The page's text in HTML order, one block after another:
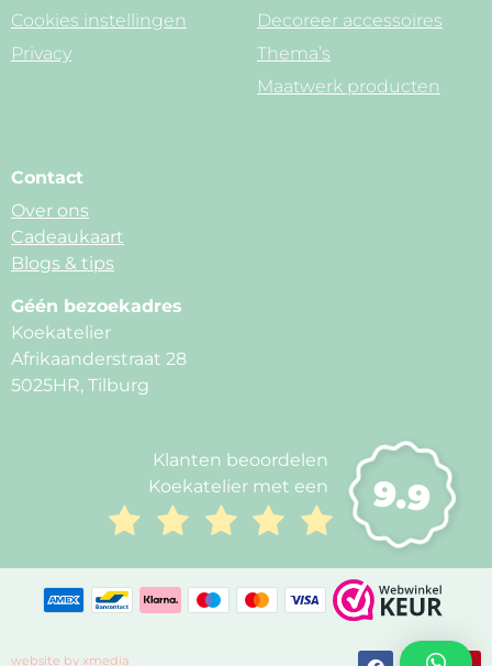
Cookies instellingen
Privacy
Decoreer accessoires
Thema’s
Maatwerk producten
Contact
Over ons
Cadeaukaart
Blogs & tips
Géén bezoekadres
Koekatelier
Afrikaanderstraat 28
5025HR, Tilburg
Klanten beoordelen
Koekatelier met een
9.9
website by xmedia